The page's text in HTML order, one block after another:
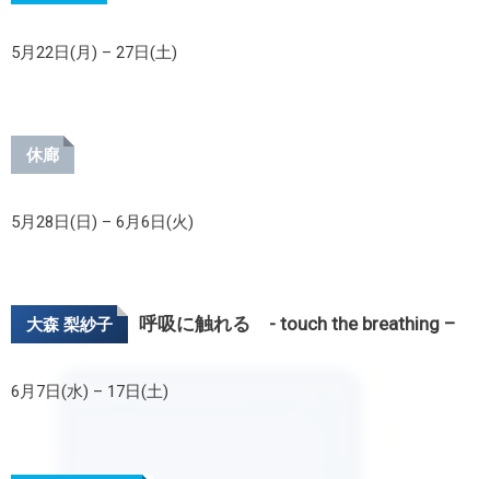
5月22日(月) – 27日(土)
休廊
5月28日(日) – 6月6日(火)
大森 梨紗子 呼吸に触れる - touch the breathing –
6月7日(水) – 17日(土)